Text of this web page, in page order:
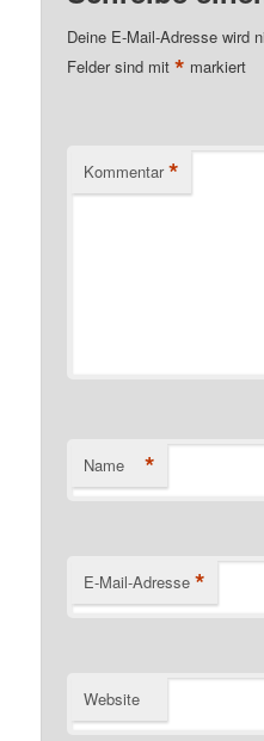
Deine E-Mail-Adresse wird
Felder sind mit* markiert
Kommentar *
Name *
E-Mail-Adresse *
Website